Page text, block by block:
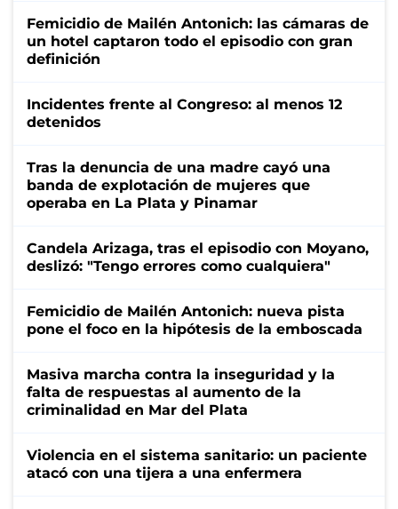
Femicidio de Mailén Antonich: las cámaras de
un hotel captaron todo el episodio con gran
definición
Incidentes frente al Congreso: al menos 12
detenidos
Tras la denuncia de una madre cayó una
banda de explotación de mujeres que
operaba en La Plata y Pinamar
Candela Arizaga, tras el episodio con Moyano,
deslizó: "Tengo errores como cualquiera"
Femicidio de Mailén Antonich: nueva pista
pone el foco en la hipótesis de la emboscada
Masiva marcha contra la inseguridad y la
falta de respuestas al aumento de la
criminalidad en Mar del Plata
Violencia en el sistema sanitario: un paciente
atacó con una tijera a una enfermera